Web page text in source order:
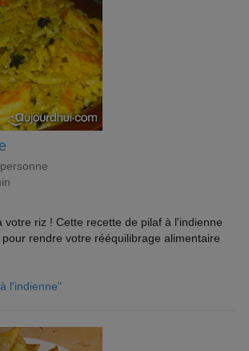
votre riz ! Cette recette de pilaf à l'indienne
rendre votre rééquilibrage alimentaire
l'indienne"